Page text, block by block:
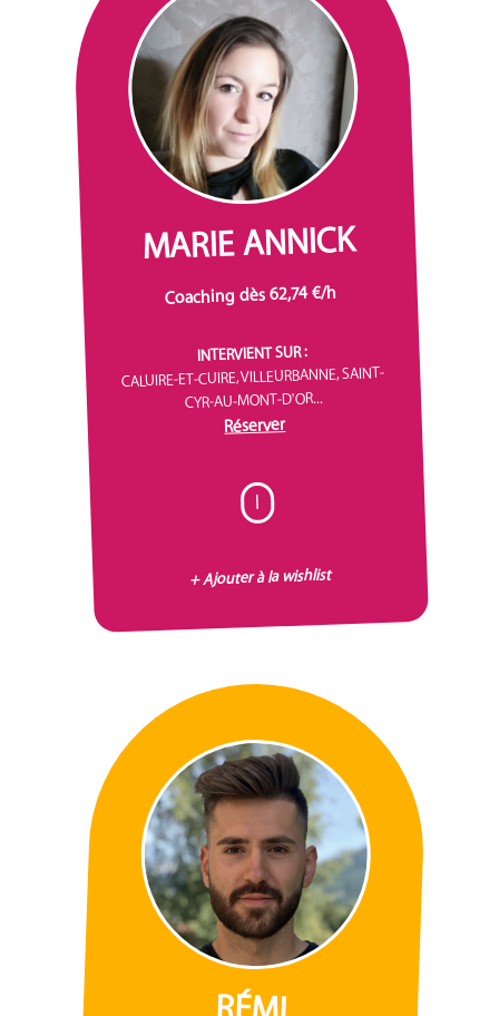
MARIE ANNICK
Coaching dès 62,74 €/h
INTERVIENT SUR :
CALUIRE-ET-CUIRE, VILLEURBANNE, SAINT-
CYR-AU-MONT-D'OR...
Réserver
I
+ Ajouter à la wishlist